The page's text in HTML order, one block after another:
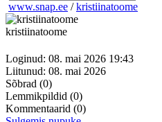
www.snap.ee / kristiinatoome
kristiinatoome
Loginud: 08. mai 2026 19:43
Liitunud: 08. mai 2026
Sõbrad (0)
Lemmikpildid (0)
Kommentaarid (0)